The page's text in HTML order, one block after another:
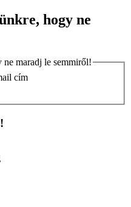
hogy ne
maradj le semmiről!
cím